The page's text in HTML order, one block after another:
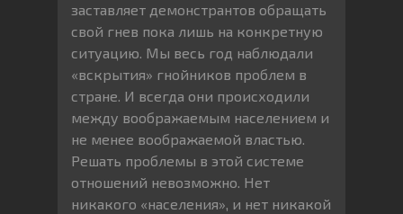
заставляет демонстрантов обращать
свой гнев пока лишь на конкретную
ситуацию. Мы весь год наблюдали
«вскрытия» гнойников проблем в
стране. И всегда они происходили
между воображаемым населением и
не менее воображаемой властью.
Решать проблемы в этой системе
отношений невозможно. Нет
никакого «населения», и нет никакой